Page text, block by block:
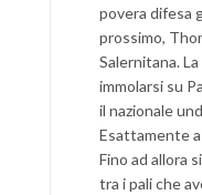
povera difesa
prossimo,
Salernitana.
immolarsi su
il nazionale
Esattamente
Fino ad allora
tra i pali che